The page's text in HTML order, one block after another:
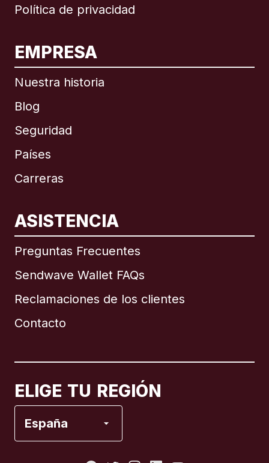
Política de privacidad
EMPRESA
Nuestra historia
Blog
Seguridad
Países
Carreras
ASISTENCIA
Preguntas Frecuentes
Sendwave Wallet FAQs
Reclamaciones de los clientes
Contacto
ELIGE TU REGIÓN
España
Internacional English
Brasil